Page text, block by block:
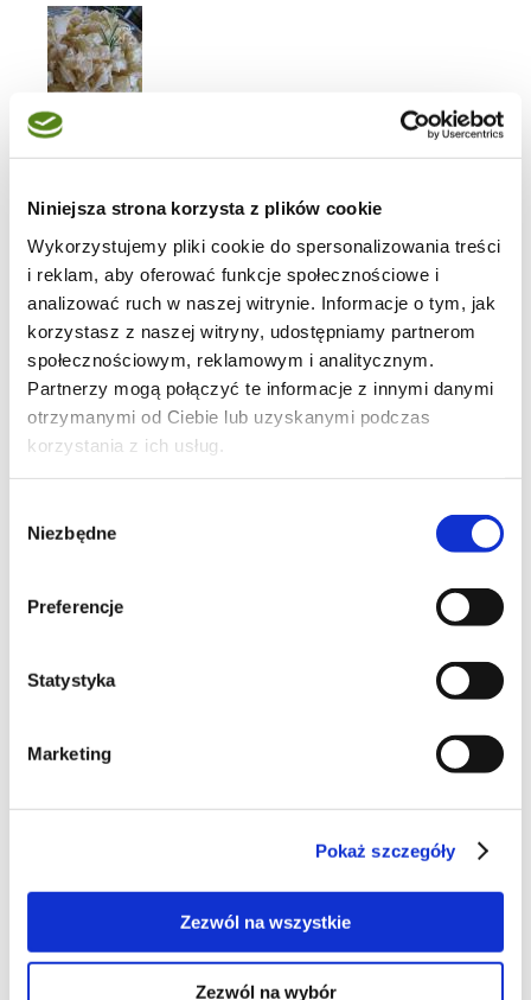
Niniejsza strona korzysta z plików cookie
Wykorzystujemy pliki cookie do spersonalizowania treści
i reklam, aby oferować funkcje społecznościowe i
analizować ruch w naszej witrynie. Informacje o tym, jak
korzystasz z naszej witryny, udostępniamy partnerom
społecznościowym, reklamowym i analitycznym.
Partnerzy mogą połączyć te informacje z innymi danymi
otrzymanymi od Ciebie lub uzyskanymi podczas
korzystania z ich usług.
zgody
Niezbędne
Preferencje
Statystyka
Marketing
Pokaż szczegóły
Zezwól na wszystkie
Zezwól na wybór
4
Moje ulubione
70
12